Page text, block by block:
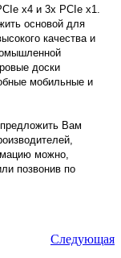
x4 и 3х PCIe x1.
основой для
качества и
доски
мобильные и
Вам
можно,
позвонив по
Следующая